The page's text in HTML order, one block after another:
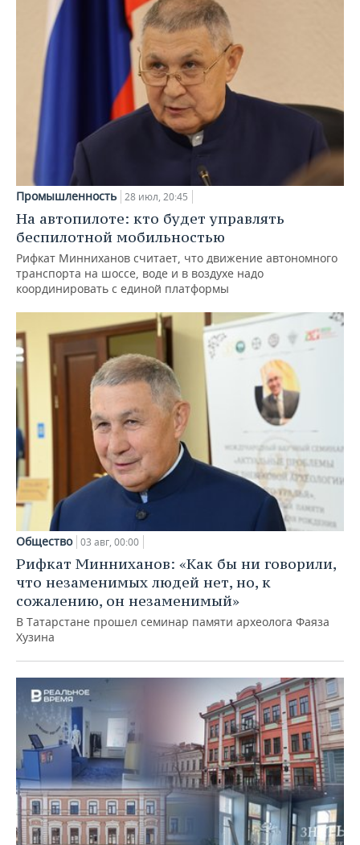
Промышленность 28 июл, 20:45
На автопилоте: кто будет управлять
беспилотной мобильностью
Рифкат Минниханов считает, что движение автономного
транспорта на шоссе, воде и в воздухе надо
координировать с единой платформы
Общество 03 авг, 00:00
Рифкат Минниханов: «Как бы ни говорили,
что незаменимых людей нет, но, к
сожалению, он незаменимый»
В Татарстане прошел семинар памяти археолога Фаяза
Хузина